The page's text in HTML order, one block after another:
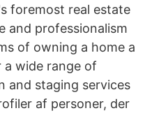
foremost real estate
and professionalism
of owning a home a
wide range of
and staging services
af personer, der